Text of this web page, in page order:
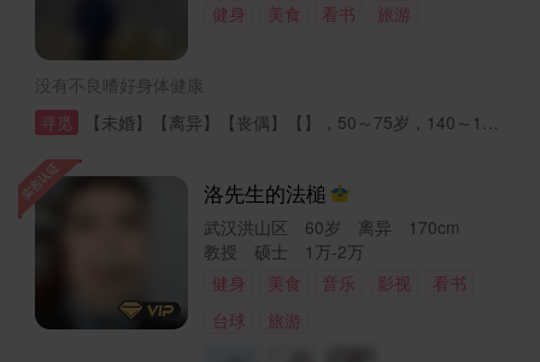
健身
美食 看书 旅游
没有不良嗜好身体健康
寻觅 【未婚】【离异】【丧偶】【】，50～75岁，140～198cm，初中，3千以下，，，，其他要求：没有
洛先生的法槌
武汉洪山区 60岁 离异 170cm
教授 硕士 1万-2万
健身
美食 音乐 影视
看书
台球
旅游